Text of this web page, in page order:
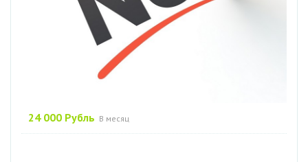
24 000 Рубль В месяц